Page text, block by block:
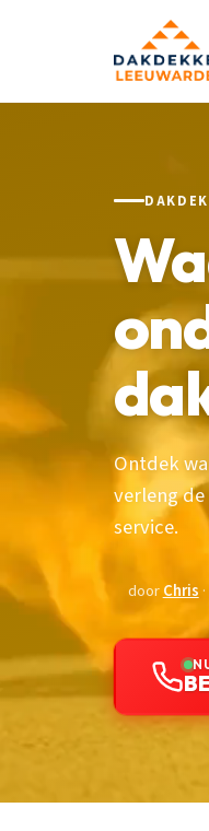
Ontdek
verleng
service.
doorChris